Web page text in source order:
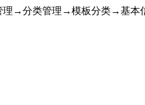
理→分类管理→模板分类→基本